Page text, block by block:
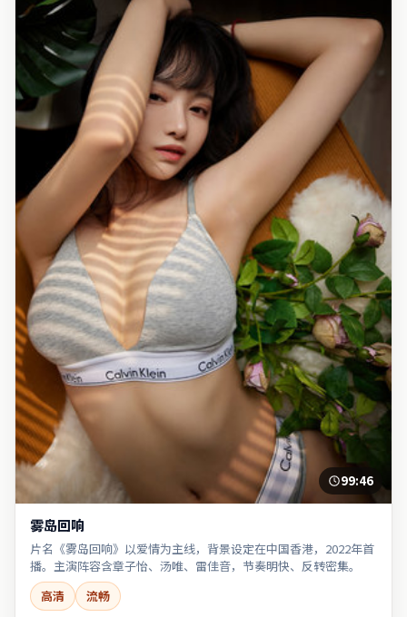
99:46
雾岛回响
片名《雾岛回响》以爱情为主线，背景设定在中国香港，2022年首
播。主演阵容含章子怡、汤唯、雷佳音，节奏明快、反转密集。
高清
流畅